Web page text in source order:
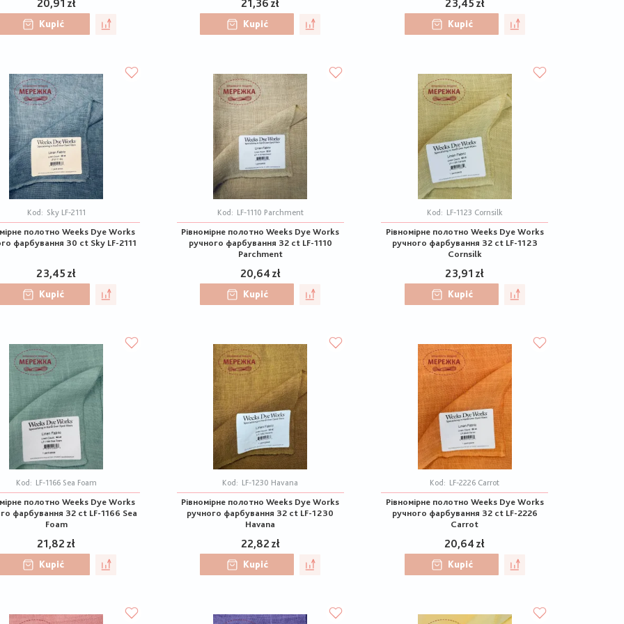
20,91 zł
Kupić
21,36 zł
Kupić
23,45 zł
Kupić
Kod: Sky LF-2111
полотно Weeks Dye Works
фарбування 30 ct Sky LF-2111
23,45 zł
Kupić
Kod: LF-1110 Parchment
Рівномірне полотно Weeks Dye Works
ручного фарбування 32 ct LF-1110
Parchment
20,64 zł
Kupić
Kod: LF-1123 Cornsilk
Рівномірне полотно Weeks Dye Works
ручного фарбування 32 ct LF-1123
Cornsilk
23,91 zł
Kupić
Kod: LF-1166 Sea Foam
полотно Weeks Dye Works
фарбування 32 ct LF-1166 Sea
Foam
21,82 zł
Kupić
Kod: LF-1230 Havana
Рівномірне полотно Weeks Dye Works
ручного фарбування 32 ct LF-1230
Havana
22,82 zł
Kupić
Kod: LF-2226 Carrot
Рівномірне полотно Weeks Dye Works
ручного фарбування 32 ct LF-2226
Carrot
20,64 zł
Kupić